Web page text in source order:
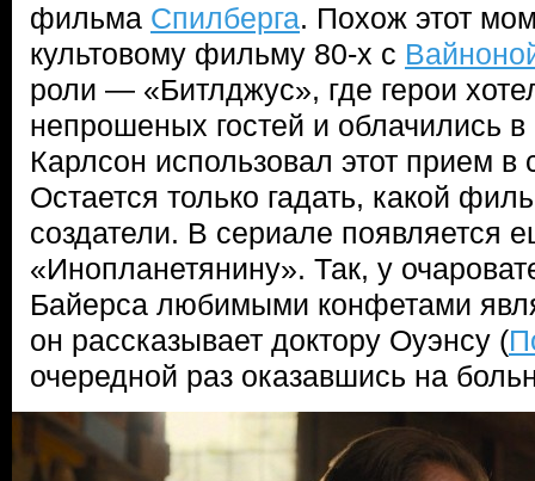
фильма Спилберга. Похож этот
культовому фильму 80-х с
роли — «Битлджус», где герои
непрошеных гостей и облачились
Карлсон использовал этот прием в
Остается только гадать, какой
создатели. В сериале появляется
«Инопланетянину». Так, у
Байерса любимыми конфетами
он рассказывает доктору Оуэнсу (
очередной раз оказавшись на